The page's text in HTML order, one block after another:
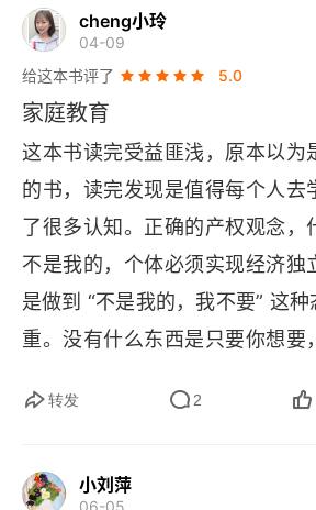
培养强健体能，因为 “体力决定
支撑终身发展的本钱。这六个
“操作系统” 的基石，家长以身作
然会呈现出乐观、简单、专注的
有努力最终都指向的那 “一个递
(Development)—— 一个通过
则，不断迭代、向上进步的无限
cheng小玲
04-09
给这本书评了
5.0
家庭教育
这本书读完受益匪浅，原本以为
的书，读完发现是值得每个人去
了很多认知。正确的产权观念，
不是我的，个体必须实现经济独
是做到 “不是我的，我不要” 这
重。没有什么东西是只要你想要
犯，发现很多人其实边界感都缺
产权意识，以及 “你要对自己做
转发 2
小刘萍
06-05